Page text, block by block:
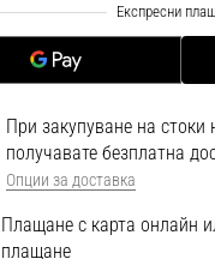
При закупуване на стоки
получавате безплатна
Опции за доставка
Плащане с карта онлайн
плащане